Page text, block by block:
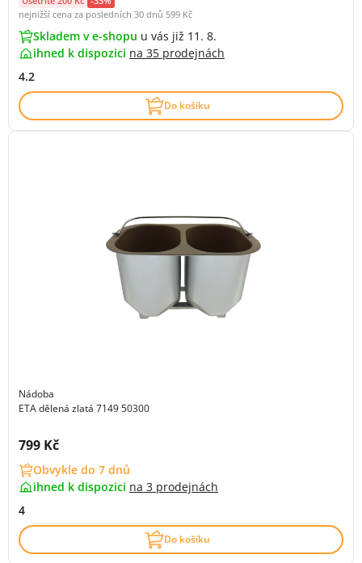
nejnižší cena za posledních 30 dnů 599 Kč
Skladem v e-shopu u vás již 11. 8.
ihned k dispozici na 35 prodejnách
4.2
Do košíku
Nádoba
ETA dělená zlatá 7149 50300
Cena s DPH:
799 Kč
Obvykle do 7 dnů
ihned k dispozici na 3 prodejnách
4
Do košíku